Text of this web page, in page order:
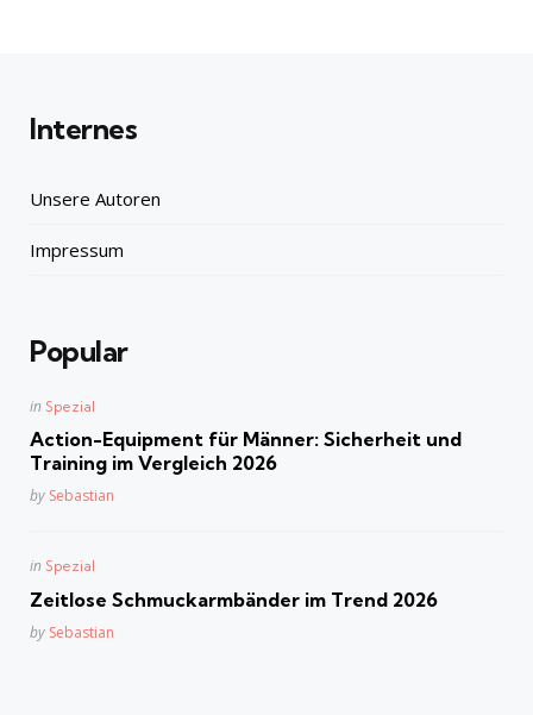
Internes
Unsere Autoren
Impressum
Popular
Posted
in Spezial
Action-Equipment für Männer: Sicherheit und
Training im Vergleich 2026
Posted
by Sebastian
Posted
in Spezial
Zeitlose Schmuckarmbänder im Trend 2026
Posted
by Sebastian